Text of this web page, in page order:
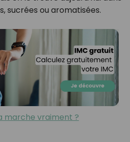
sucrées ou aromatisées.
marche vraiment ?